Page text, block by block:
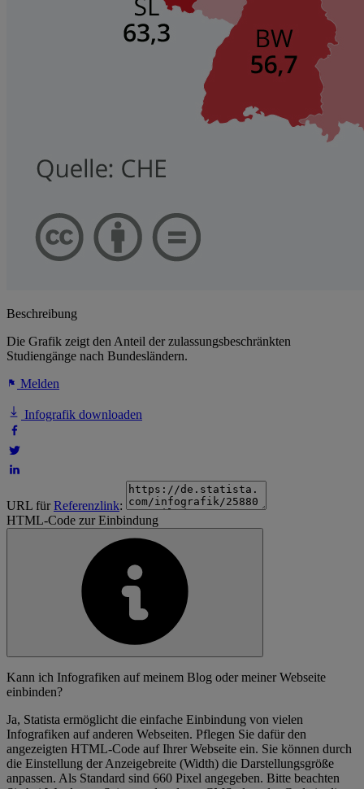
Beschreibung
Die Grafik zeigt den Anteil der zulassungsbeschränkten
Studiengänge nach Bundesländern.
Melden
Infografik downloaden
URL fürReferenzlink:
HTML-Code zur Einbindung
Kann ich Infografiken auf meinem Blog oder meiner Webseite
einbinden?
Ja, Statista ermöglicht die einfache Einbindung von vielen
Infografiken auf anderen Webseiten. Pflegen Sie dafür den
angezeigten HTML-Code auf Ihrer Webseite ein. Sie können durch
die Einstellung der Anzeigebreite (Width) die Darstellungsgröße
anpassen. Als Standard sind 660 Pixel angegeben. Bitte beachten